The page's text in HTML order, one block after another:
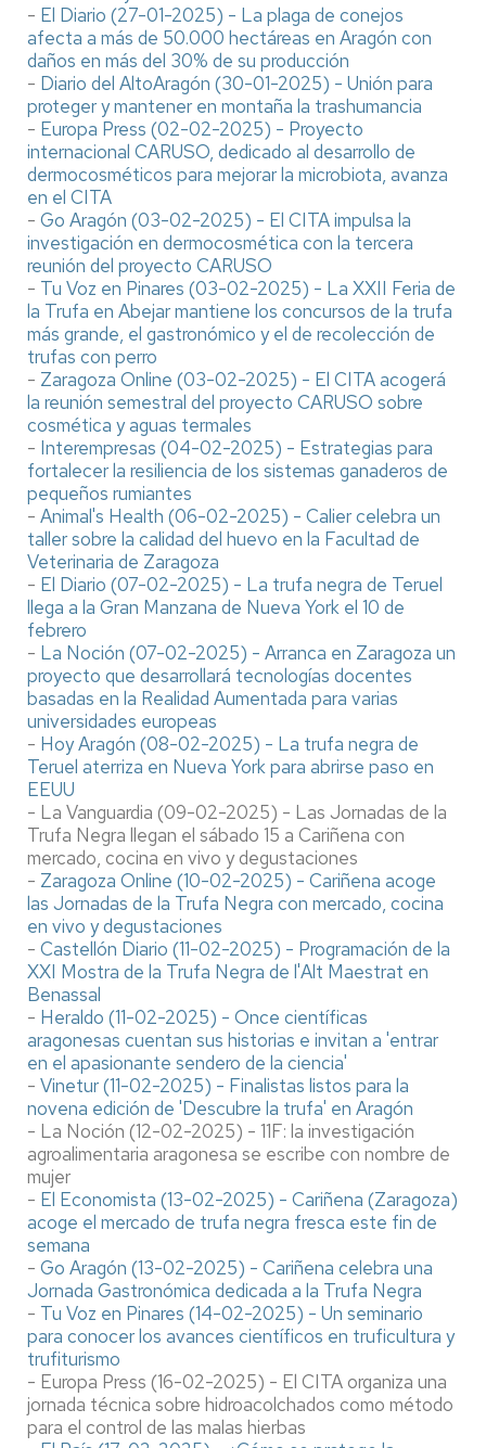
- El Diario (27-01-2025) - La plaga de conejos
afecta a más de 50.000 hectáreas en Aragón con
daños en más del 30% de su producción
- Diario del AltoAragón (30-01-2025) - Unión para
proteger y mantener en montaña la trashumancia
- Europa Press (02-02-2025) - Proyecto
internacional CARUSO, dedicado al desarrollo de
dermocosméticos para mejorar la microbiota, avanza
en el CITA
- Go Aragón (03-02-2025) - El CITA impulsa la
investigación en dermocosmética con la tercera
reunión del proyecto CARUSO
- Tu Voz en Pinares (03-02-2025) - La XXII Feria de
la Trufa en Abejar mantiene los concursos de la trufa
más grande, el gastronómico y el de recolección de
trufas con perro
- Zaragoza Online (03-02-2025) - El CITA acogerá
la reunión semestral del proyecto CARUSO sobre
cosmética y aguas termales
- Interempresas (04-02-2025) - Estrategias para
fortalecer la resiliencia de los sistemas ganaderos de
pequeños rumiantes
- Animal's Health (06-02-2025) - Calier celebra un
taller sobre la calidad del huevo en la Facultad de
Veterinaria de Zaragoza
- El Diario (07-02-2025) - La trufa negra de Teruel
llega a la Gran Manzana de Nueva York el 10 de
febrero
- La Noción (07-02-2025) - Arranca en Zaragoza un
proyecto que desarrollará tecnologías docentes
basadas en la Realidad Aumentada para varias
universidades europeas
- Hoy Aragón (08-02-2025) - La trufa negra de
Teruel aterriza en Nueva York para abrirse paso en
EEUU
- La Vanguardia (09-02-2025) - Las Jornadas de la
Trufa Negra llegan el sábado 15 a Cariñena con
mercado, cocina en vivo y degustaciones
- Zaragoza Online (10-02-2025) - Cariñena acoge
las Jornadas de la Trufa Negra con mercado, cocina
en vivo y degustaciones
- Castellón Diario (11-02-2025) - Programación de la
XXI Mostra de la Trufa Negra de l'Alt Maestrat en
Benassal
- Heraldo (11-02-2025) - Once científicas
aragonesas cuentan sus historias e invitan a 'entrar
en el apasionante sendero de la ciencia'
- Vinetur (11-02-2025) - Finalistas listos para la
novena edición de 'Descubre la trufa' en Aragón
- La Noción (12-02-2025) - 11F: la investigación
agroalimentaria aragonesa se escribe con nombre de
mujer
- El Economista (13-02-2025) - Cariñena (Zaragoza)
acoge el mercado de trufa negra fresca este fin de
semana
- Go Aragón (13-02-2025) - Cariñena celebra una
Jornada Gastronómica dedicada a la Trufa Negra
- Tu Voz en Pinares (14-02-2025) - Un seminario
para conocer los avances científicos en truficultura y
trufiturismo
- Europa Press (16-02-2025) - El CITA organiza una
jornada técnica sobre hidroacolchados como método
para el control de las malas hierbas